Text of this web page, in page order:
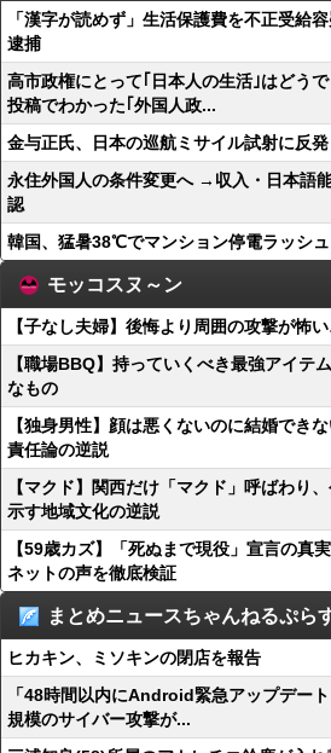
「漢字が読めず」生活保護費を不正受給
逮捕
高市政権にとって｢日本人の生活｣はどう
投稿でわかった｢外国人政...
金与正氏、日本の巡航ミサイル試射に反
永住外国人の条件変更へ →収入・日本語
認
韓国、猛暑38℃でマンション停電ラッシ
モッコスヌ～ン
【子なし夫婦】後悔より周囲の攻撃が怖
【職場BBQ】持っていくべき最強アイテ
なもの
【独身男性】顔は悪くないのに結婚でき
責任論の逆説
【マクド】関西だけ「マクド」呼ばわり
示す地域文化の逆説
【59歳カズ】「死ぬまで現役」宣言の真
ネットの声を徹底検証
まとめニュースちゃんねるぷら
ヒカキン、ミソキンの閉店を報告
「48時間以内にAndroid緊急アップデー
規模のサイバー攻撃が...